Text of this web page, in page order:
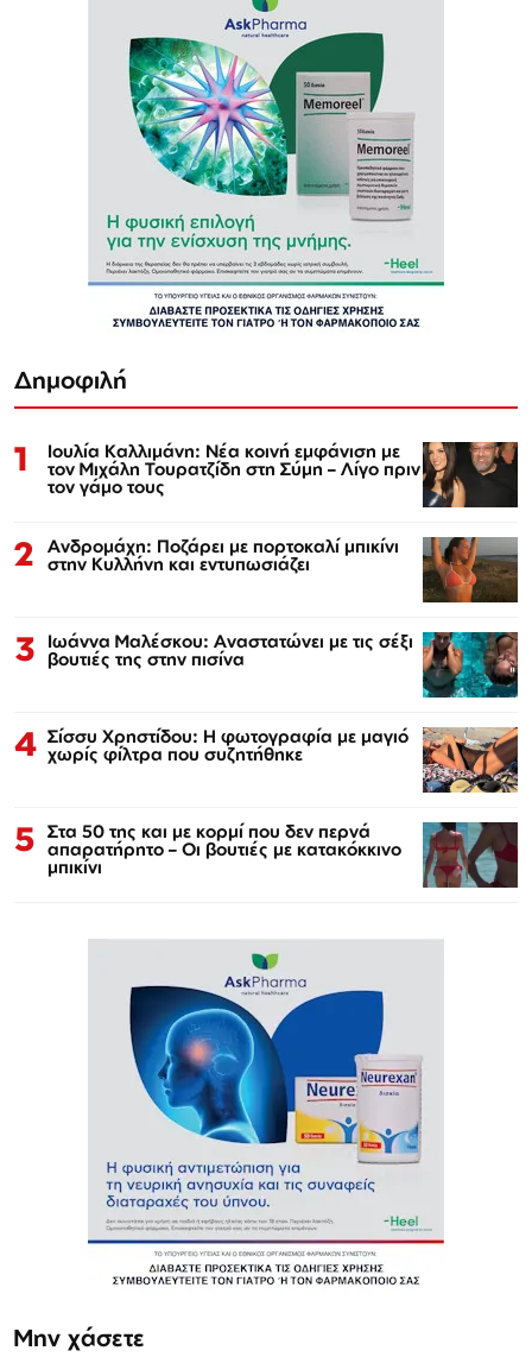
Δημοφιλή
1 Ιουλία Καλλιμάνη: Νέα κοινή εμφάνιση με
τον Μιχάλη Τουρατζίδη στη Σύμη – Λίγο πριν
τον γάμο τους
2 Ανδρομάχη: Ποζάρει με πορτοκαλί μπικίνι
στην Κυλλήνη και εντυπωσιάζει
3 Ιωάννα Μαλέσκου: Αναστατώνει με τις σέξι
βουτιές της στην πισίνα
4 Σίσσυ Χρηστίδου: Η φωτογραφία με μαγιό
χωρίς φίλτρα που συζητήθηκε
5 Στα 50 της και με κορμί που δεν περνά
απαρατήρητο – Οι βουτιές με κατακόκκινο
μπικίνι
Μην χάσετε